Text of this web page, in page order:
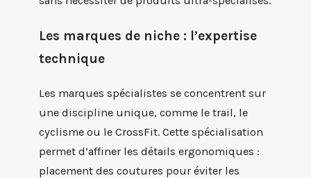
Les marques de niche : l’expertise
technique
Les marques spécialistes se concentrent sur
une discipline unique, comme le trail, le
cyclisme ou le CrossFit. Cette spécialisation
permet d’affiner les détails ergonomiques :
placement des coutures pour éviter les